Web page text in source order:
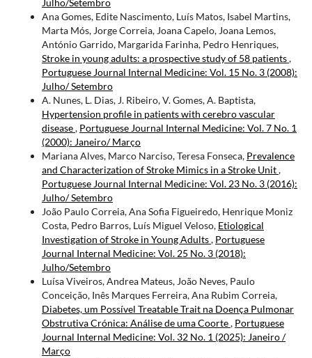
Julho/Setembro
Ana Gomes, Edite Nascimento, Luís Matos, Isabel Martins,
Marta Mós, Jorge Correia, Joana Capelo, Joana Lemos,
António Garrido, Margarida Farinha, Pedro Henriques,
Stroke in young adults: a prospective study of 58 patients,
Portuguese Journal Internal Medicine: Vol. 15 No. 3 (2008):
Julho/ Setembro
A. Nunes, L. Dias, J. Ribeiro, V. Gomes, A. Baptista,
Hypertension profile in patients with cerebro­ vascular
disease, Portuguese Journal Internal Medicine: Vol. 7 No. 1
(2000): Janeiro/ Março
Mariana Alves, Marco Narciso, Teresa Fonseca, Prevalence
and Characterization of Stroke Mimics in a Stroke Unit,
Portuguese Journal Internal Medicine: Vol. 23 No. 3 (2016):
Julho/ Setembro
João Paulo Correia, Ana Sofia Figueiredo, Henrique Moniz
Costa, Pedro Barros, Luís Miguel Veloso, Etiological
Investigation of Stroke in Young Adults, Portuguese
Journal Internal Medicine: Vol. 25 No. 3 (2018):
Julho/Setembro
Luísa Viveiros, Andrea Mateus, João Neves, Paulo
Conceição, Inês Marques Ferreira, Ana Rubim Correia,
Diabetes, um Possível Treatable Trait na Doença Pulmonar
Obstrutiva Crónica: Análise de uma Coorte, Portuguese
Journal Internal Medicine: Vol. 32 No. 1 (2025): Janeiro /
Março